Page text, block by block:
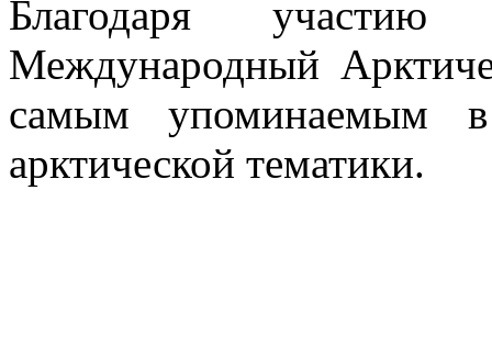
Благодаря
Международный
самым упоминаемым
арктической тематики.